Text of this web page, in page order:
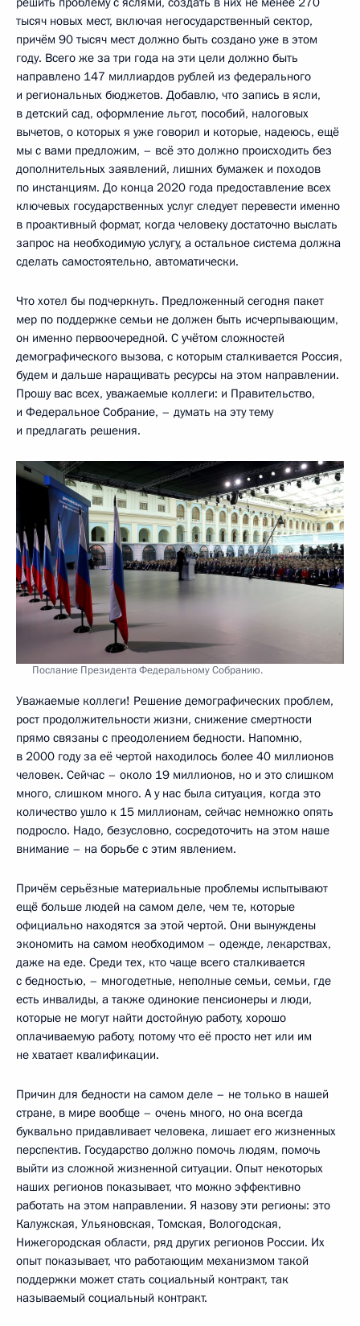
тысяч новых мест, включая негосударственный сектор,
причём 90 тысяч мест должно быть создано уже в этом
году. Всего же за три года на эти цели должно быть
направлено 147 миллиардов рублей из федерального
и региональных бюджетов. Добавлю, что запись в ясли,
в детский сад, оформление льгот, пособий, налоговых
вычетов, о которых я уже говорил и которые, надеюсь, ещё
мы с вами предложим, – всё это должно происходить без
дополнительных заявлений, лишних бумажек и походов
по инстанциям. До конца 2020 года предоставление всех
ключевых государственных услуг следует перевести именно
в проактивный формат, когда человеку достаточно выслать
запрос на необходимую услугу, а остальное система должна
сделать самостоятельно, автоматически.
Что хотел бы подчеркнуть. Предложенный сегодня пакет
мер по поддержке семьи не должен быть исчерпывающим,
он именно первоочередной. С учётом сложностей
демографического вызова, с которым сталкивается Россия,
будем и дальше наращивать ресурсы на этом направлении.
Прошу вас всех, уважаемые коллеги: и Правительство,
и Федеральное Собрание, – думать на эту тему
и предлагать решения.
Послание Президента Федеральному Собранию.
Уважаемые коллеги! Решение демографических проблем,
рост продолжительности жизни, снижение смертности
прямо связаны с преодолением бедности. Напомню,
в 2000 году за её чертой находилось более 40 миллионов
человек. Сейчас – около 19 миллионов, но и это слишком
много, слишком много. А у нас была ситуация, когда это
количество ушло к 15 миллионам, сейчас немножко опять
подросло. Надо, безусловно, сосредоточить на этом наше
внимание – на борьбе с этим явлением.
Причём серьёзные материальные проблемы испытывают
ещё больше людей на самом деле, чем те, которые
официально находятся за этой чертой. Они вынуждены
экономить на самом необходимом – одежде, лекарствах,
даже на еде. Среди тех, кто чаще всего сталкивается
с бедностью, – многодетные, неполные семьи, семьи, где
есть инвалиды, а также одинокие пенсионеры и люди,
которые не могут найти достойную работу, хорошо
оплачиваемую работу, потому что её просто нет или им
не хватает квалификации.
Причин для бедности на самом деле – не только в нашей
стране, в мире вообще – очень много, но она всегда
буквально придавливает человека, лишает его жизненных
перспектив. Государство должно помочь людям, помочь
выйти из сложной жизненной ситуации. Опыт некоторых
наших регионов показывает, что можно эффективно
работать на этом направлении. Я назову эти регионы: это
Калужская, Ульяновская, Томская, Вологодская,
Нижегородская области, ряд других регионов России. Их
опыт показывает, что работающим механизмом такой
поддержки может стать социальный контракт, так
называемый социальный контракт.